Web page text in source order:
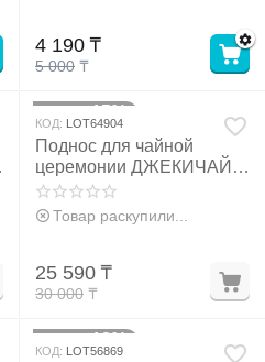
5 000 ₸
4 190 ₸
15%
КОД: LOT64904
Поднос для чайной
церемонии ДЖЕКИЧАЙ,
чабань, 40×28×4 см,
бамбук, коричневый
Товар раскупили...
30 000 ₸
25 590 ₸
18%
КОД: LOT56869